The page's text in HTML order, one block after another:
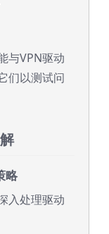
与VPN驱动
们以测试问
略
入处理驱动